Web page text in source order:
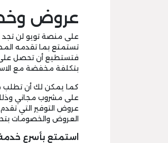
عروض
على منصة تويو لن
تستمتع بما تقدمه
فتستطيع أن تحصل على
بتكلفة مخفضة مع
كما يمكن لك أن تطلب
على مشروب مجاني
عروض التوفير التي
العروض والخصومات
استمتع بأسرع